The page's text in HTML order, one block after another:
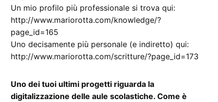
Un mio profilo più professionale si trova qui:
http://www.mariorotta.com/knowledge/?
page_id=165
Uno decisamente più personale (e indiretto) qui:
http://www.mariorotta.com/scritture/?page_id=173
Uno dei tuoi ultimi progetti riguarda la
digitalizzazione delle aule scolastiche. Come è